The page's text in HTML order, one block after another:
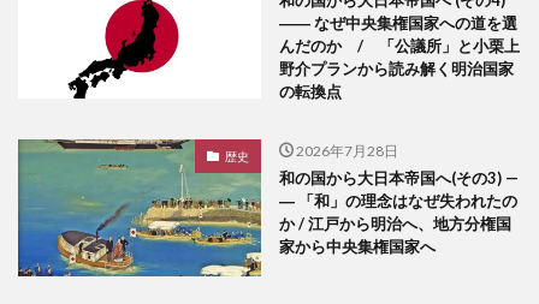
―― なぜ中央集権国家への道を選
んだのか / 「公議所」と小栗上
野介プランから読み解く明治国家
の転換点
歴史 2026年7月28日
和の国から大日本帝国へ(その3) —
― 「和」の理念はなぜ失われたの
か / 江戸から明治へ、地方分権国
家から中央集権国家へ